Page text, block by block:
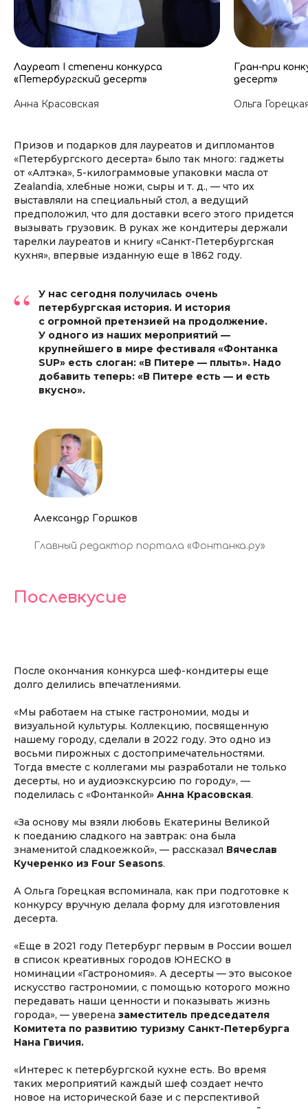
Лауреат I степени конкурса
«Петербургский десерт»
Анна Красовская
Гран-при
десерт»
Ольга
Призов и подарков для лауреатов и дипломантов
«Петербургского десерта» было так много: гаджеты
от «Алтэка», 5-килограммовые упаковки масла от
Zealandia, хлебные ножи, сыры и т. д., — что их
выставляли на специальный стол, а ведущий
предположил, что для доставки всего этого придется
вызывать грузовик. В руках же кондитеры держали
тарелки лауреатов и книгу «Санкт-Петербургская
кухня», впервые изданную еще в 1862 году.
“
У нас сегодня получилась очень
петербургская история. И история
с огромной претензией на продолжение.
У одного из наших мероприятий —
крупнейшего в мире фестиваля «Фонтанка
SUP» есть слоган: «В Питере — плыть». Надо
добавить теперь: «В Питере есть — и есть
вкусно».
Александр Горшков
Главный редактор портала «Фонтанка.ру»
Послевкусие
После окончания конкурса шеф-кондитеры еще
долго делились впечатлениями.
«Мы работаем на стыке гастрономии, моды и
визуальной культуры. Коллекцию, посвященную
нашему городу, сделали в 2022 году. Это одно из
восьми пирожных с достопримечательностями.
Тогда вместе с коллегами мы разработали не только
десерты, но и аудиоэкскурсию по городу», —
поделилась с «Фонтанкой» Анна Красовская.
«За основу мы взяли любовь Екатерины Великой
к поеданию сладкого на завтрак: она была
знаменитой сладкоежкой», — рассказал Вячеслав
Кучеренко из Four Seasons.
А Ольга Горецкая вспоминала, как при подготовке к
конкурсу вручную делала форму для изготовления
десерта.
«Еще в 2021 году Петербург первым в России вошел
в список креативных городов ЮНЕСКО в
номинации «Гастрономия». А десерты — это высокое
искусство гастрономии, с помощью которого можно
передавать наши ценности и показывать жизнь
города», — уверена заместитель председателя
Комитета по развитию туризму Санкт-Петербурга
Нана Гвичия.
«Интерес к петербургской кухне есть. Во время
таких мероприятий каждый шеф создает нечто
новое на исторической базе и с перспективой